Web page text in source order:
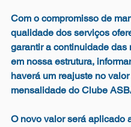
Com o compromisso de
qualidade dos serviços
garantir a continuidade das
em nossa estrutura,
haverá um reajuste no
mensalidade do Clube
O novo valor será aplicado